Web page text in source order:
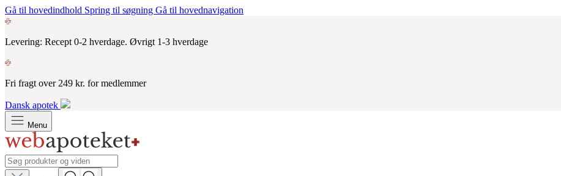
Gå til hovedindhold Spring til søgning Gå til hovednavigation
Levering: Recept 0-2 hverdage. Øvrigt 1-3 hverdage
Fri fragt over 249 kr. for medlemmer
Dansk apotek
Menu